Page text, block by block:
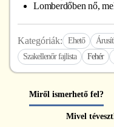
Lomberdőben nő,
Kategóriák: Ehető
Szakellenőr fajlista
Fehér
Miről ismerhető fel?
Mivel